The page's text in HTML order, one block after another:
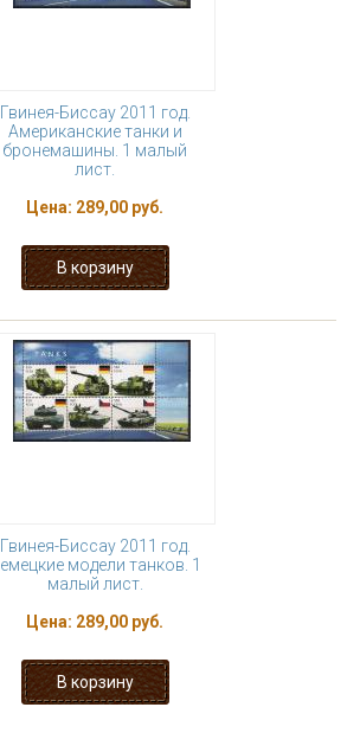
Гвинея-Биссау 2011 год.
Американские танки и
бронемашины. 1 малый
лист.
Цена: 289,00 руб.
Гвинея-Биссау 2011 год.
модели танков. 1
малый лист.
Цена: 289,00 руб.